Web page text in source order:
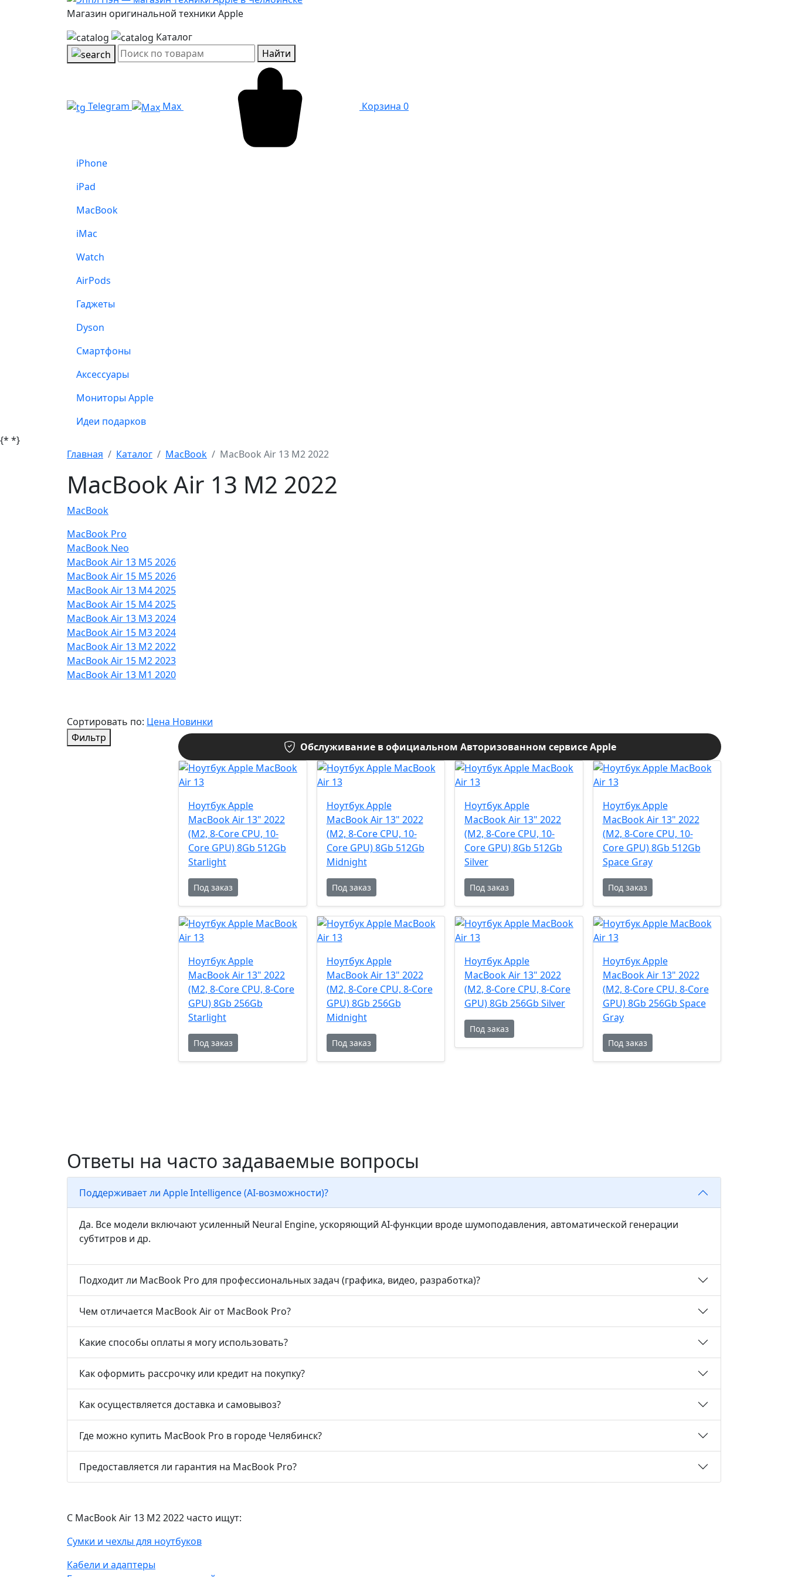
Магазин оригинальной техники Apple
Каталог
Найти
Telegram Max Корзина 0
iPhone
iPad
MacBook
iMac
Watch
AirPods
Гаджеты
Dyson
Смартфоны
Аксессуары
Мониторы Apple
Идеи подарков
{* *}
Главная
Каталог MacBook MacBook Air 13 M2 2022
MacBook Air 13 M2 2022
MacBook
MacBook Pro
MacBook Neo
MacBook Air 13 M5 2026
MacBook Air 15 M5 2026
MacBook Air 13 M4 2025
MacBook Air 15 M4 2025
MacBook Air 13 M3 2024
MacBook Air 15 M3 2024
MacBook Air 13 M2 2022
MacBook Air 15 M2 2023
MacBook Air 13 M1 2020
Сортировать по: Цена Новинки
Фильтр
Обслуживание в официальном Авторизованном сервисе Apple
Ноутбук Apple
MacBook Air 13" 2022
(M2, 8-Core CPU, 10-
Core GPU) 8Gb 512Gb
Starlight
Под заказ
Ноутбук Apple
MacBook Air 13" 2022
(M2, 8-Core CPU, 10-
Core GPU) 8Gb 512Gb
Midnight
Под заказ
Ноутбук Apple
MacBook Air 13" 2022
(M2, 8-Core CPU, 10-
Core GPU) 8Gb 512Gb
Silver
Под заказ
Ноутбук Apple
MacBook Air 13" 2022
(M2, 8-Core CPU, 10-
Core GPU) 8Gb 512Gb
Space Gray
Под заказ
Ноутбук Apple
MacBook Air 13" 2022
(M2, 8-Core CPU, 8-Core
GPU) 8Gb 256Gb
Starlight
Под заказ
Ноутбук Apple
MacBook Air 13" 2022
(M2, 8-Core CPU, 8-Core
GPU) 8Gb 256Gb
Midnight
Под заказ
Ноутбук Apple
MacBook Air 13" 2022
(M2, 8-Core CPU, 8-Core
GPU) 8Gb 256Gb Silver
Под заказ
Ноутбук Apple
MacBook Air 13" 2022
(M2, 8-Core CPU, 8-Core
GPU) 8Gb 256Gb Space
Gray
Под заказ
Ответы на часто задаваемые вопросы
Поддерживает ли Apple Intelligence (AI‑возможности)?
Да. Все модели включают усиленный Neural Engine, ускоряющий AI‑функции вроде шумоподавления, автоматической генерации
субтитров и др.
Подходит ли MacBook Pro для профессиональных задач (графика, видео, разработка)?
Чем отличается MacBook Air от MacBook Pro?
Какие способы оплаты я могу использовать?
Как оформить рассрочку или кредит на покупку?
Как осуществляется доставка и самовывоз?
Где можно купить MacBook Pro в городе Челябинск?
Предоставляется ли гарантия на MacBook Pro?
С MacBook Air 13 M2 2022 часто ищут:
Сумки и чехлы для ноутбуков
Кабели и адаптеры